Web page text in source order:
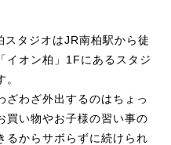
タジオはJR南柏駅から徒
イオン柏」1Fにあるスタジ
。
ざわざ外出するのはちょっ
買い物やお子様の習い事の
るからサボらずに続けられ